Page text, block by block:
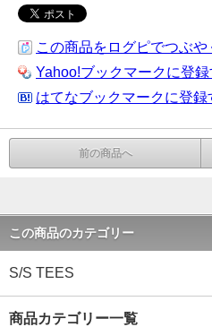
この商品をログピでつぶや
Yahoo!ブックマークに登録
はてなブックマークに登録
前の商品へ
この商品のカテゴリー
S/S TEES
商品カテゴリー一覧